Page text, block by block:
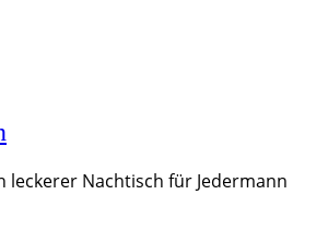
leckerer Nachtisch für Jedermann